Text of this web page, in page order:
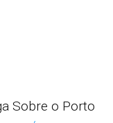
Sobre o Porto